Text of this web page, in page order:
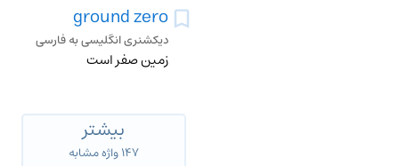
ground zero
دیکشنری انگلیسی به فارسی
زمین صفر است
بیشتر
۱۴۷ واژه مشابه